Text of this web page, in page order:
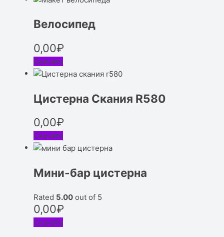
Велосипед
0,00₽
Скачать
Цистерна Скания R580
0,00₽
Скачать
Мини-бар цистерна
Rated 5.00 out of 5
0,00₽
Скачать